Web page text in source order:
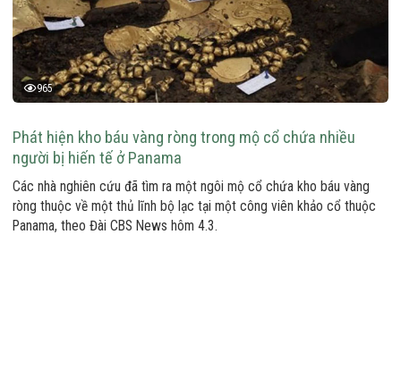
965
Phát hiện kho báu vàng ròng trong mộ cổ chứa nhiều
người bị hiến tế ở Panama
Các nhà nghiên cứu đã tìm ra một ngôi mộ cổ chứa kho báu vàng
ròng thuộc về một thủ lĩnh bộ lạc tại một công viên khảo cổ thuộc
Panama, theo Đài CBS News hôm 4.3.